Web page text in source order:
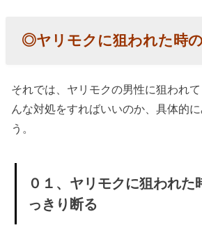
◎ヤリモクに狙われた時
それでは、ヤリモクの男性に狙われ
んな対処をすればいいのか、具体的
う。
０１、ヤリモクに狙われた
っきり断る